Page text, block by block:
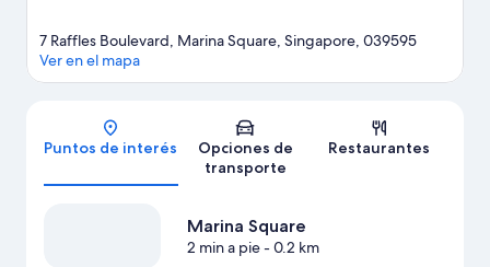
Mapa
7 Raffles Boulevard, Marina Square, Singapore, 039595
Ver en el mapa
Puntos de interés
Opciones de
transporte
Restaurantes
Marina Square
2 min a pie- 0.2 km